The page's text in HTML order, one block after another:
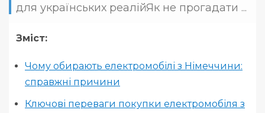
для українських реалійЯк не прогадати ...
Зміст:
Чому обирають електромобілі з Німеччини:
справжні причини
Ключові переваги покупки електромобіля з